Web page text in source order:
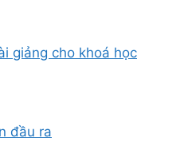
giảng cho khoá học
đầu ra